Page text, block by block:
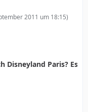
2011 um 18:15)
Disneyland Paris? Es